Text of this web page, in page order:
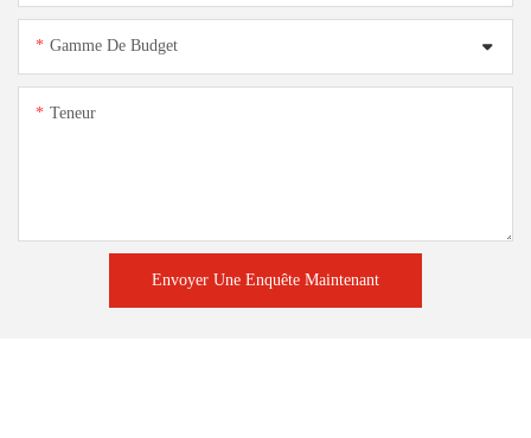
Gamme De Budget
Teneur
Envoyer Une Enquête Maintenant